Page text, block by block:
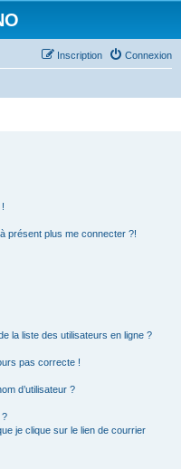
Connexion
Inscription
présent plus me connecter ?!
la liste des utilisateurs en ligne ?
pas correcte !
d’utilisateur ?
?
je clique sur le lien de courrier